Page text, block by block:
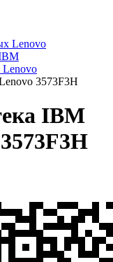
Lenovo
Lenovo
3573F3H
IBM